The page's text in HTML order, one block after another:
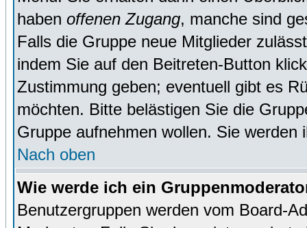
haben offenen Zugang, manche sind
Falls die Gruppe neue Mitglieder
indem Sie auf den Beitreten-Button
Zustimmung geben; eventuell gibt es
möchten. Bitte belästigen Sie die
Gruppe aufnehmen wollen. Sie werden
Nach oben
Wie werde ich ein
Benutzergruppen werden vom Board-